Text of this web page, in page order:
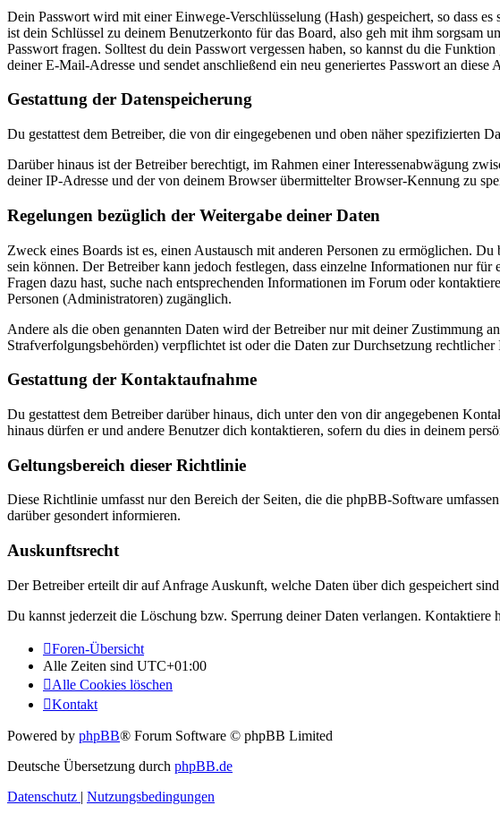
Dein Passwort wird mit einer Einwege-Verschlüsselung (Hash) gespeichert, so dass
ist dein Schlüssel zu deinem Benutzerkonto für das Board, also geh mit ihm
Passwort fragen. Solltest du dein Passwort vergessen haben, so kannst du die
deiner E-Mail-Adresse und sendet anschließend ein neu generiertes Passwort an
Gestattung der Datenspeicherung
Du gestattest dem Betreiber, die von dir eingegebenen und oben näher spezifizierten
Darüber hinaus ist der Betreiber berechtigt, im Rahmen einer Interessenabwägung
deiner IP-Adresse und der von deinem Browser übermittelter Browser-Kennung zu
Regelungen bezüglich der Weitergabe deiner Daten
Zweck eines Boards ist es, einen Austausch mit anderen Personen zu ermöglichen.
sein können. Der Betreiber kann jedoch festlegen, dass einzelne Informationen nur
Fragen dazu hast, suche nach entsprechenden Informationen im Forum oder
Personen (Administratoren) zugänglich.
Andere als die oben genannten Daten wird der Betreiber nur mit deiner Zustimmung
Strafverfolgungsbehörden) verpflichtet ist oder die Daten zur Durchsetzung rechtlicher
Gestattung der Kontaktaufnahme
Du gestattest dem Betreiber darüber hinaus, dich unter den von dir angegebenen
hinaus dürfen er und andere Benutzer dich kontaktieren, sofern du dies in deinem
Geltungsbereich dieser Richtlinie
Diese Richtlinie umfasst nur den Bereich der Seiten, die die phpBB-Software
darüber gesondert informieren.
Auskunftsrecht
Der Betreiber erteilt dir auf Anfrage Auskunft, welche Daten über dich gespeichert
Du kannst jederzeit die Löschung bzw. Sperrung deiner Daten verlangen. Kontaktiere
Foren-Übersicht
Alle Zeiten sind UTC+01:00
Alle Cookies löschen
Kontakt
Powered by phpBB® Forum Software © phpBB Limited
Deutsche Übersetzung durch phpBB.de
Datenschutz | Nutzungsbedingungen